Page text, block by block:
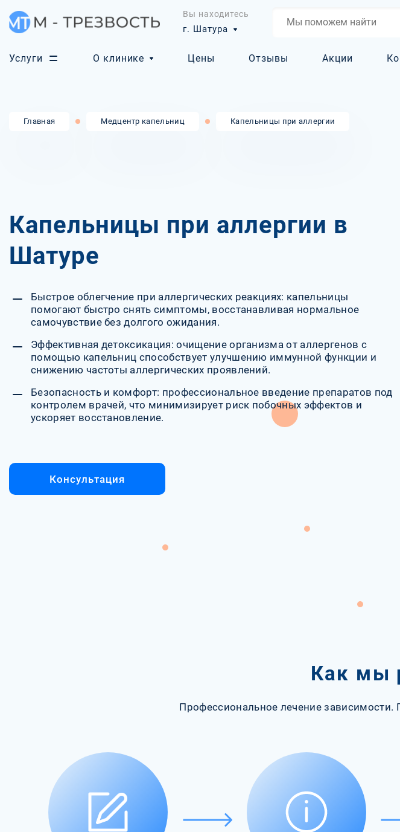
Вы находитесь
г. Шатура
Услуги О клинике Цены Отзывы Акции
Главная Медцентр капельниц Капельницы при аллергии
Капельницы при аллергии в
Шатуре
Быстрое облегчение при аллергических реакциях: капельницы
помогают быстро снять симптомы, восстанавливая нормальное
самочувствие без долгого ожидания.
Эффективная детоксикация: очищение организма от аллергенов с
помощью капельниц способствует улучшению иммунной функции и
снижению частоты аллергических проявлений.
Безопасность и комфорт: профессиональное введение препаратов под
контролем врачей, что минимизирует риск побочных эффектов и
ускоряет восстановление.
Консультация
Как мы
Профессиональное лечение